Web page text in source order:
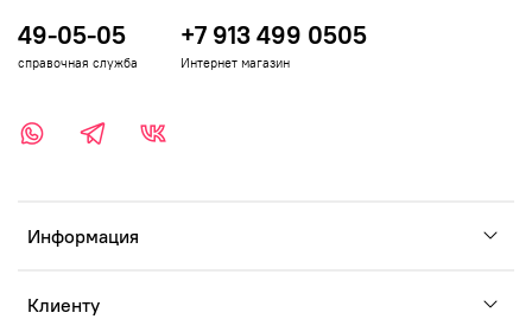
Информация
Клиенту
49-05-05
справочная служба
+7 913 499 0505
Интернет магазин